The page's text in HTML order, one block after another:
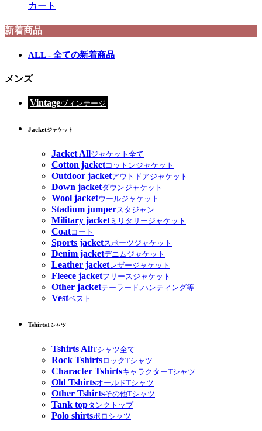
カート
新着商品
ALL - 全ての新着商品
メンズ
Vintageヴィンテージ
Jacketジャケット
Jacket Allジャケット全て
Cotton jacketコットンジャケット
Outdoor jacketアウトドアジャケット
Down jacketダウンジャケット
Wool jacketウールジャケット
Stadium jumperスタジャン
Military jacketミリタリージャケット
Coatコート
Sports jacketスポーツジャケット
Denim jacketデニムジャケット
Leather jacketレザージャケット
Fleece jacketフリースジャケット
Other jacketテーラード,ハンティング等
Vestベスト
TshirtsTシャツ
Tshirts AllTシャツ全て
Rock TshirtsロックTシャツ
Character TshirtsキャラクターTシャツ
Old TshirtsオールドTシャツ
Other Tshirtsその他Tシャツ
Tank topタンクトップ
Polo shirtsポロシャツ